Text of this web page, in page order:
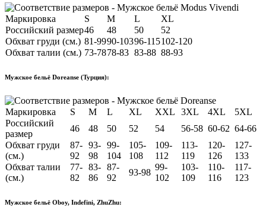
Маркировка S M L
XL
Российский размер46 48 50
52
Обхват груди (см.) 81-9990-10396-115102-120
Обхват талии (см.) 73-7878-83 83-88 88-93
Мужское бельё Doreanse (Турция):
Маркировка S M L XL XXL 3XL 4XL
5XL
Российский
размер
46 48 50 52 54 56-58 60-62 64-66
Обхват груди
(см.)
87-
92
93-
98
99-
104
105-
108
109-
112
113-
119
120-
126
127-
133
Обхват талии
(см.)
77-
82
83-
86
87-
92
93-98
99-
102
103-
109
110-
116
117-
123
Мужское бельё Oboy, Indefini, ZhuZhu: